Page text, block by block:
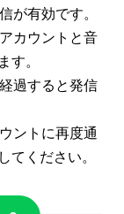
が有効です。
カウントと音
。
過すると発信
ントに再度通
ください。